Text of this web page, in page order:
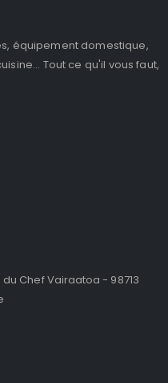
équipement domestique,
Tout ce qu'il vous faut,
Chef Vairaatoa - 98713